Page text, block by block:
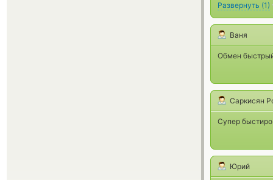
Развернуть (1)
Ваня
Обмен
Саркисян
Супер
Юрий